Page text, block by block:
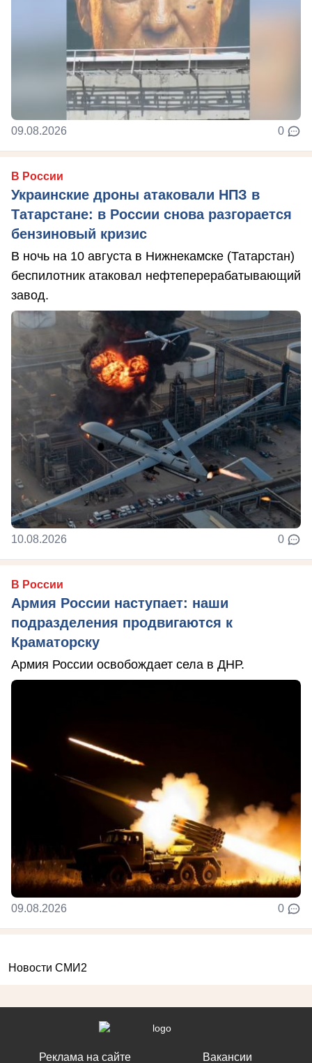
09.08.2026 0
В России
Украинские дроны атаковали НПЗ в
Татарстане: в России снова разгорается
бензиновый кризис
В ночь на 10 августа в Нижнекамске (Татарстан)
беспилотник атаковал нефтеперерабатывающий
завод.
10.08.2026 0
В России
Армия России наступает: наши
подразделения продвигаются к
Краматорску
Армия России освобождает села в ДНР.
09.08.2026 0
Новости СМИ2
Реклама на сайте Вакансии